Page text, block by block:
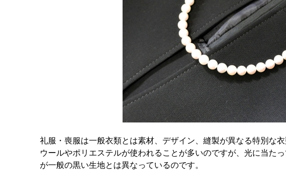
礼服・喪服は一般衣類とは素材、デザイン、縫製が異なる特別な衣
ウールやポリエステルが使われることが多いのですが、光に当た
が一般の黒い生地とは異なっているのです。